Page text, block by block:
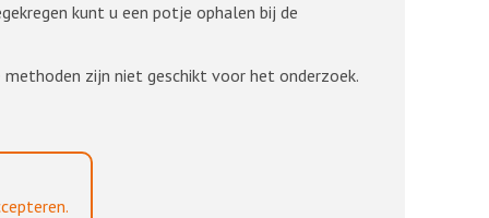
kunt u een potje ophalen bij de
zijn niet geschikt voor het onderzoek.